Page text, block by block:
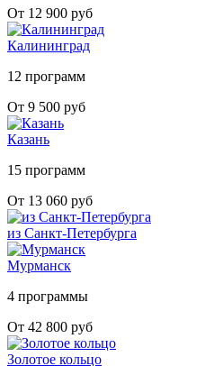
От 12 900 руб
Калининград
12 программ
От 9 500 руб
Казань
15 программ
От 13 060 руб
из Санкт-Петербурга
Мурманск
4 программы
От 42 800 руб
Золотое кольцо